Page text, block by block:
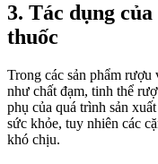
3. Tác dụng
thuốc
Trong các sản phẩm
như chất đạm, tinh thể
phụ của quá trình sản
sức khỏe, tuy nhiên các
khó chịu.